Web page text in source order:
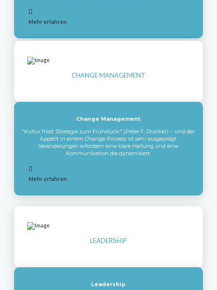
Mehr erfahren
CHANGE MANAGEMENT
Change Management
"Kultur frisst Strategie zum Frühstück." (Peter F. Drucker) – und der
Appetit in einem Change-Prozess ist sehr ausgeprägt.
Veränderungen erfordern eine klare Haltung und eine
Kommunikation die dynamisiert.
Mehr erfahren
LEADERSHIP
Leadership